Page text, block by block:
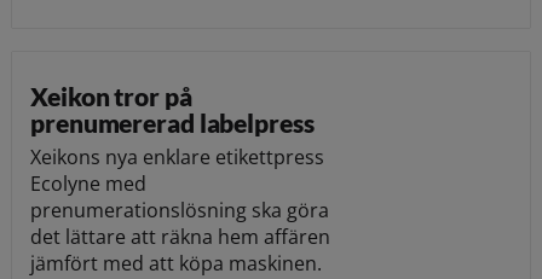
Xeikon tror på
prenumererad labelpress
Xeikons nya enklare etikettpress
Ecolyne med
prenumerationslösning ska göra
det lättare att räkna hem affären
jämfört med att köpa maskinen.